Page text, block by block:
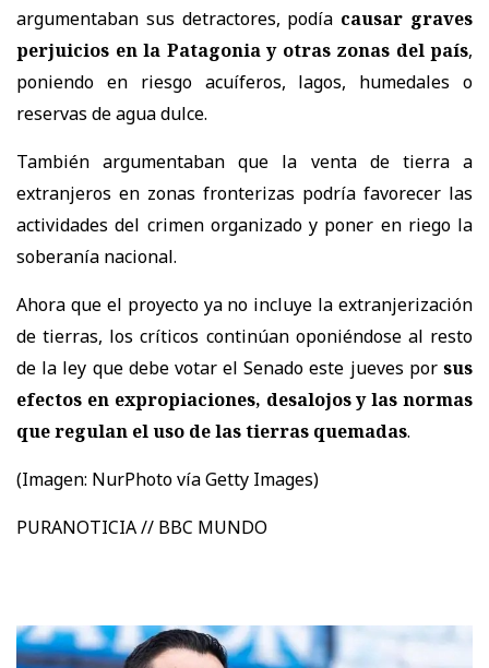
argumentaban sus detractores, podía causar graves
perjuicios en la Patagonia y otras zonas del país,
poniendo en riesgo acuíferos, lagos, humedales o
reservas de agua dulce.
También argumentaban que la venta de tierra a
extranjeros en zonas fronterizas podría favorecer las
actividades del crimen organizado y poner en riego la
soberanía nacional.
Ahora que el proyecto ya no incluye la extranjerización
de tierras, los críticos continúan oponiéndose al resto
de la ley que debe votar el Senado este jueves por sus
efectos en expropiaciones, desalojos y las normas
que regulan el uso de las tierras quemadas.
(Imagen: NurPhoto vía Getty Images)
PURANOTICIA // BBC MUNDO